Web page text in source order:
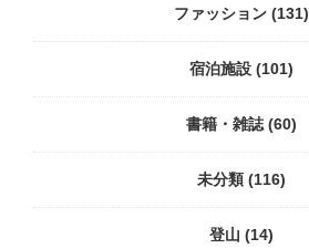
ファッション (131)
宿泊施設 (101)
書籍・雑誌(60)
未分類 (116)
登山 (14)